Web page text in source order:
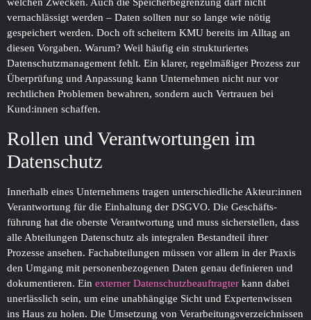
welchen Zwecken. Auch die Speicher­begrenzung darf nicht
vernachlässigt werden – Daten sollten nur so lange wie nötig
gespeichert werden. Doch oft scheitern KMU bereits im Alltag an
diesen Vorgaben. Warum? Weil häufig ein strukturiertes
Datenschutz­management fehlt. Ein klarer, regelmäßiger Prozess zur
Überprüfung und Anpassung kann Unternehmen nicht nur vor
rechtlichen Problemen bewahren, sondern auch Vertrauen bei
Kund:innen schaffen.
Rollen und Verantwortungen im
Datenschutz
Innerhalb eines Unternehmens tragen unterschiedliche Akteur:innen
Verantwortung für die Einhaltung der DSGVO. Die Geschäfts­
führung hat die oberste Verantwortung und muss sicherstellen, dass
alle Abteilungen Datenschutz als integralen Bestandteil ihrer
Prozesse ansehen. Fachabteilungen müssen vor allem in der Praxis
den Umgang mit personenbezogenen Daten genau definieren und
dokumentieren. Ein externer Datenschutz­beauftragter kann dabei
unerlässlich sein, um eine unabhängige Sicht und Experten­wissen
ins Haus zu holen. Die Umsetzung von Verarbeitungs­verzeichnissen